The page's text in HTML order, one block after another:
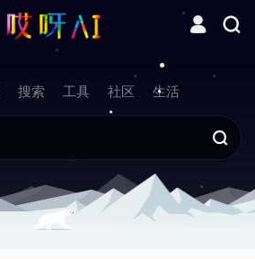
搜索 工具 社区 生活